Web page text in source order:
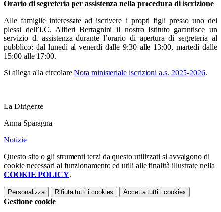
Orario di segreteria per assistenza nella procedura di iscrizione
Alle famiglie interessate ad iscrivere i propri figli presso uno dei
plessi dell’I.C. Alfieri Bertagnini il nostro Istituto garantisce un
servizio di assistenza durante l’orario di apertura di segreteria al
pubblico: dal lunedì al venerdì dalle 9:30 alle 13:00, martedì dalle
15:00 alle 17:00.
Si allega alla circolare Nota ministeriale iscrizioni a.s. 2025-2026.
La Dirigente
Anna Sparagna
Notizie
Questo sito o gli strumenti terzi da questo utilizzati si avvalgono di
cookie necessari al funzionamento ed utili alle finalità illustrate nella
COOKIE POLICY.
Personalizza Rifiuta tutti i cookies Accetta tutti i cookies
Gestione cookie